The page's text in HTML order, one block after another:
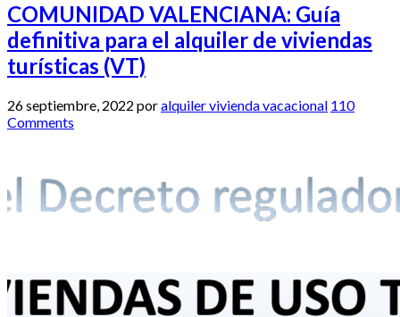
COMUNIDAD VALENCIANA: Guía
definitiva para el alquiler de viviendas
turísticas (VT)
26 septiembre, 2022 poralquiler vivienda vacacional 110
Comments